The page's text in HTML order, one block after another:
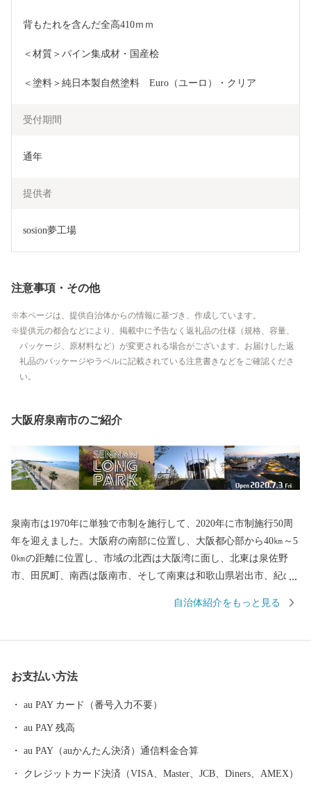
背もたれを含んだ全高410ｍｍ
＜材質＞パイン集成材・国産桧
＜塗料＞純日本製自然塗料　Euro（ユーロ）・クリア
受付期間
通年
提供者
sosion夢工場
注意事項・その他
本ページは、提供自治体からの情報に基づき、作成しています。
提供元の都合などにより、掲載中に予告なく返礼品の仕様（規格、容量、
パッケージ、原材料など）が変更される場合がございます。お届けした返
礼品のパッケージやラベルに記載されている注意書きなどをご確認くださ
い。
大阪府泉南市のご紹介
泉南市は1970年に単独で市制を施行して、2020年に市制施行50周
年を迎えました。大阪府の南部に位置し、大阪都心部から40㎞～5
0㎞の距離に位置し、市域の北西は大阪湾に面し、北東は泉佐野
市、田尻町、南西は阪南市、そして南東は和歌山県岩出市、紀の
せ、面積は48.98㎢であり、市域に関西国際空港の約1/3を含みま
在しています。また、平野部においては、玉ねぎ、水なす、里
業所が集積し、岡田と樽井にある両漁港では大阪湾でとれた新鮮
な海産物が水揚げされ、海岸部にはSENNAN LONGPARK（泉南ロ
ングパーク）を設け、にぎわいを創出し、レクリエーションゾー
自治体紹介をもっと見る
お支払い方法
au PAY カード（番号入力不要）
au PAY 残高
au PAY（auかんたん決済）通信料金合算
クレジットカード決済（VISA、Master、JCB、Diners、AMEX）